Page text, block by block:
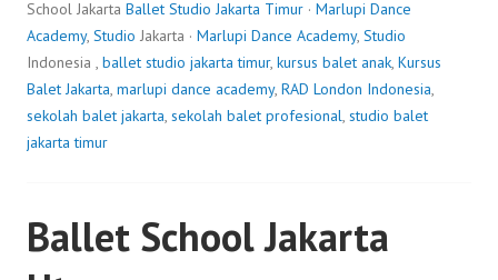
School Jakarta Ballet Studio Jakarta Timur · Marlupi Dance
Academy, Studio Jakarta · Marlupi Dance Academy, Studio
Indonesia , ballet studio jakarta timur, kursus balet anak, Kursus
Balet Jakarta, marlupi dance academy, RAD London Indonesia,
sekolah balet jakarta, sekolah balet profesional, studio balet
jakarta timur
Ballet School Jakarta